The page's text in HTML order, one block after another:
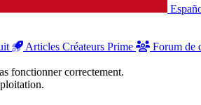
Articles Créateurs Prime Forum de
fonctionner correctement.